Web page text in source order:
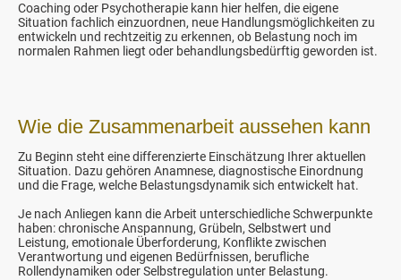
Coaching oder Psychotherapie kann hier helfen, die eigene
Situation fachlich einzuordnen, neue Handlungsmöglichkeiten zu
entwickeln und rechtzeitig zu erkennen, ob Belastung noch im
normalen Rahmen liegt oder behandlungsbedürftig geworden ist.
Wie die Zusammenarbeit aussehen kann
Zu Beginn steht eine differenzierte Einschätzung Ihrer aktuellen
Situation. Dazu gehören Anamnese, diagnostische Einordnung
und die Frage, welche Belastungsdynamik sich entwickelt hat.
Je nach Anliegen kann die Arbeit unterschiedliche Schwerpunkte
haben: chronische Anspannung, Grübeln, Selbstwert und
Leistung, emotionale Überforderung, Konflikte zwischen
Verantwortung und eigenen Bedürfnissen, berufliche
Rollendynamiken oder Selbstregulation unter Belastung.